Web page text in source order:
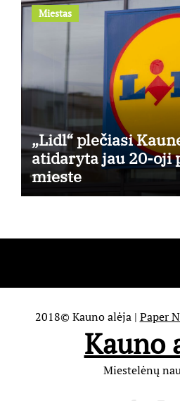
Miestas
„Lidl“ plečiasi
atidaryta jau 20-oji
mieste
2018© Kauno alėja | Paper
Kauno
Miestelėnų